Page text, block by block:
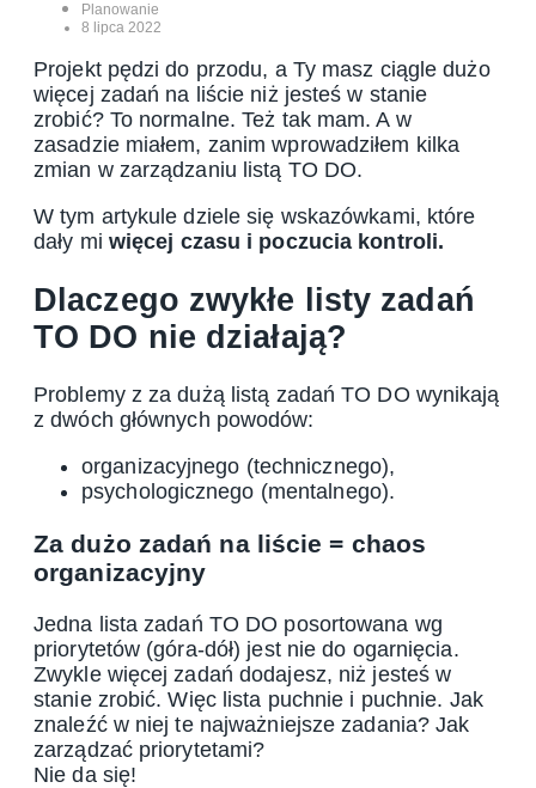
Planowanie
8 lipca 2022
Projekt pędzi do przodu, a Ty masz ciągle dużo
więcej zadań na liście niż jesteś w stanie
zrobić? To normalne. Też tak mam. A w
zasadzie miałem, zanim wprowadziłem kilka
zmian w zarządzaniu listą TO DO.
W tym artykule dziele się wskazówkami, które
dały mi więcej czasu i poczucia kontroli.
Dlaczego zwykłe listy zadań
TO DO nie działają?
Problemy z za dużą listą zadań TO DO wynikają
z dwóch głównych powodów:
organizacyjnego (technicznego),
psychologicznego (mentalnego).
Za dużo zadań na liście = chaos
organizacyjny
Jedna lista zadań TO DO posortowana wg
priorytetów (góra-dół) jest nie do ogarnięcia.
Zwykle więcej zadań dodajesz, niż jesteś w
stanie zrobić. Więc lista puchnie i puchnie. Jak
znaleźć w niej te najważniejsze zadania? Jak
zarządzać priorytetami?
Nie da się!